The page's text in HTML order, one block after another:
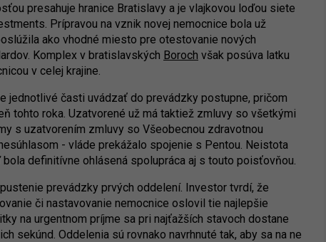
presahuje hranice Bratislavy a je vlajkovou loďou siete
Prípravou na vznik novej nemocnice bola už
ako vhodné miesto pre otestovanie nových
Komplex v bratislavských Boroch však posúva latku
v celej krajine.
jednotlivé časti uvádzať do prevádzky postupne, pričom
tohto roka. Uzatvorené už má taktiež zmluvy so všetkými
s uzatvorením zmluvy so Všeobecnou zdravotnou
- vláde prekážalo spojenie s Pentou. Neistota
definitívne ohlásená spolupráca aj s touto poisťovňou.
prevádzky prvých oddelení. Investor tvrdí, že
či nastavovanie nemocnice oslovil tie najlepšie
na urgentnom príjme sa pri najťažších stavoch dostane
sekúnd. Oddelenia sú rovnako navrhnuté tak, aby sa na ne